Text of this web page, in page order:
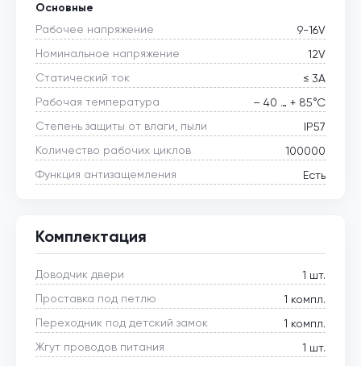
Основные
Рабочее напряжение
9-16V
Номинальное напряжение
12V
Статический ток
≤ 3А
Рабочая температура
– 40 … + 85°С
Степень защиты от влаги, пыли
IP57
Количество рабочих циклов
100000
Функция антизащемления
Есть
Комплектация
Доводчик двери
1 шт.
Проставка под петлю
1 компл.
Переходник под детский замок
1 компл.
Жгут проводов питания
1 шт.